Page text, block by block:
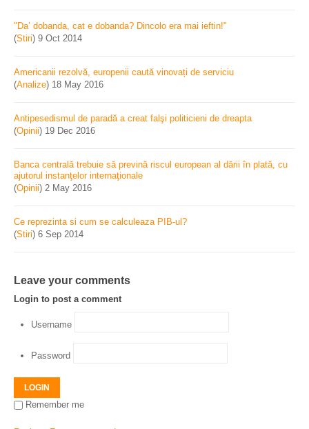
"Da’ dobanda, cat e dobanda? Dincolo era mai ieftin!"
(Stiri) 9 Oct 2014
Americanii rezolvă, europenii caută vinovați de serviciu
(Analize) 18 May 2016
Antipesedismul de paradă a creat falşi politicieni de dreapta
(Opinii) 19 Dec 2016
Banca centrală trebuie să prevină riscul european al dării în plată, cu
ajutorul instanţelor internaţionale
(Opinii) 2 May 2016
Ce reprezinta si cum se calculeaza PIB-ul?
(Stiri) 6 Sep 2014
Leave your comments
Login to post a comment
Username
Password
LOGIN
Remember me